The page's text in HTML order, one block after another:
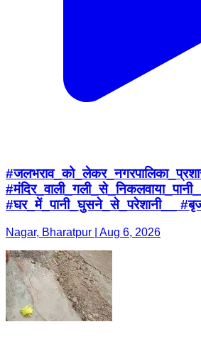
#मंदिर_वाली_गली_से_निकलवाया_पानी__
#घर_में_पानी_घुसने_से_परेशानी__
Nagar, Bharatpur | Aug 6, 2026